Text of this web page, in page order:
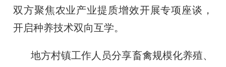
双方聚焦农业产业提质增效开展专项座谈，
开启种养技术双向互学。
地方村镇工作人员分享畜禽规模化养殖、